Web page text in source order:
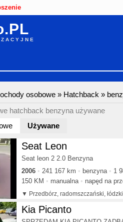
osobowe » Hatchback »
hatchback benzyna używane
Używane
Seat Leon
Seat leon 2 2.0 Benzyna
2006
241 167 km benzyna
1
150 KM
manualna napęd na
Przedbórz, radomszczański,
Kia Picanto